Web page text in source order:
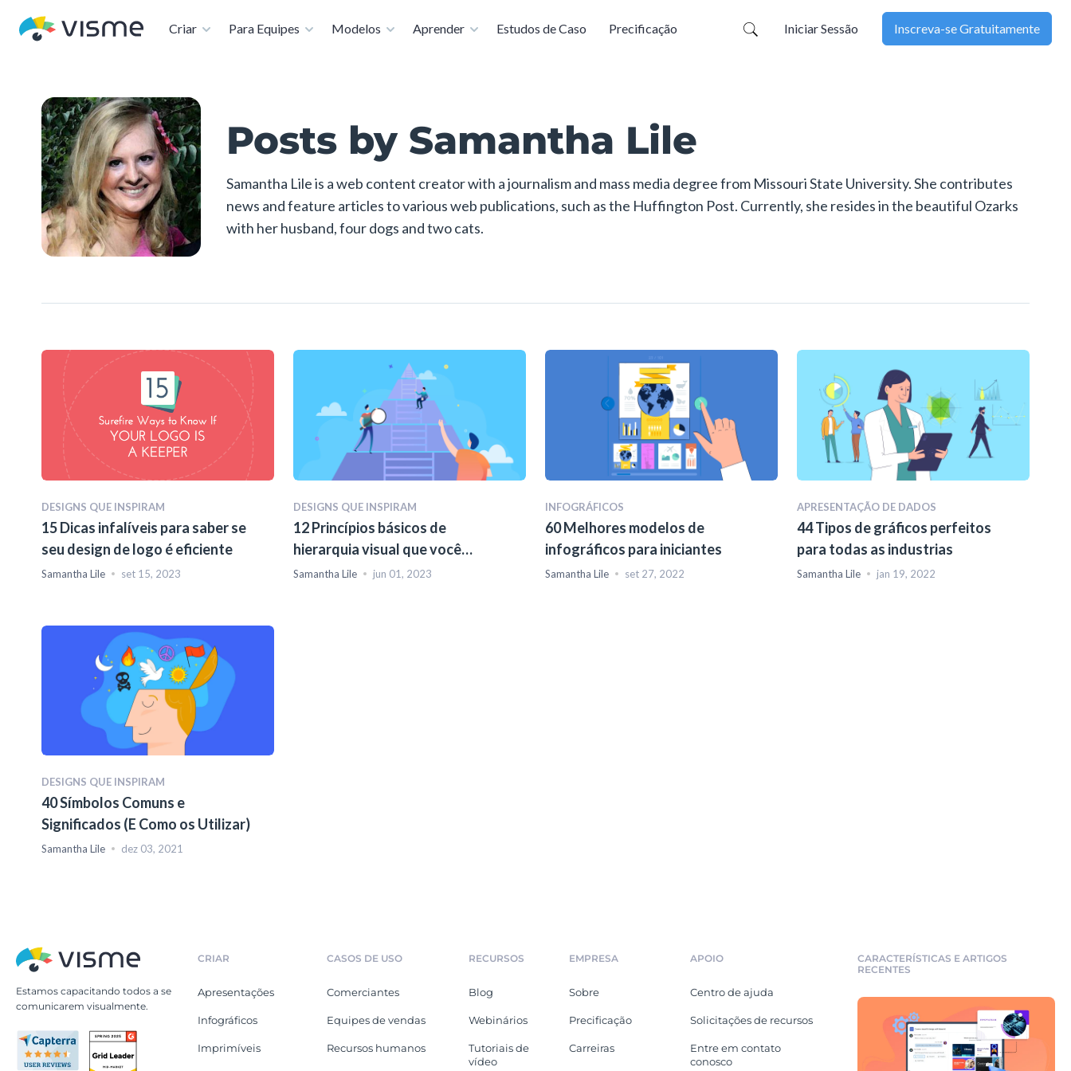
Criar Para Equipes Modelos Aprender Estudos de Caso Precificação Iniciar Sessão Inscreva-se Gratuitamente
Posts by Samantha Lile
Samantha Lile is a web content creator with a journalism and mass media degree from Missouri State University. She contributes
news and feature articles to various web publications, such as the Huffington Post. Currently, she resides in the beautiful Ozarks
with her husband, four dogs and two cats.
DESIGNS QUE INSPIRAM
15 Dicas infalíveis para saber se
seu design de logo é eficiente
Samantha Lile set 15, 2023
DESIGNS QUE INSPIRAM
12 Princípios básicos de
hierarquia visual que você
precisa saber
Samantha Lile jun 01, 2023
INFOGRÁFICOS
60 Melhores modelos de
infográficos para iniciantes
Samantha Lile set 27, 2022
APRESENTAÇÃO DE DADOS
44 Tipos de gráficos perfeitos
para todas as industrias
Samantha Lile jan 19, 2022
DESIGNS QUE INSPIRAM
40 Símbolos Comuns e
Significados (E Como os Utilizar)
Samantha Lile dez 03, 2021
Estamos capacitando todos a se
comunicarem visualmente.
CRIAR
Apresentações
Infográficos
Imprimíveis
CASOS DE USO
Comerciantes
Equipes de vendas
Recursos humanos
RECURSOS
Blog
Webinários
Tutoriais de
vídeo
EMPRESA
Sobre
Precificação
Carreiras
APOIO
Centro de ajuda
Solicitações de recursos
Entre em contato
conosco
CARACTERÍSTICAS E ARTIGOS
RECENTES